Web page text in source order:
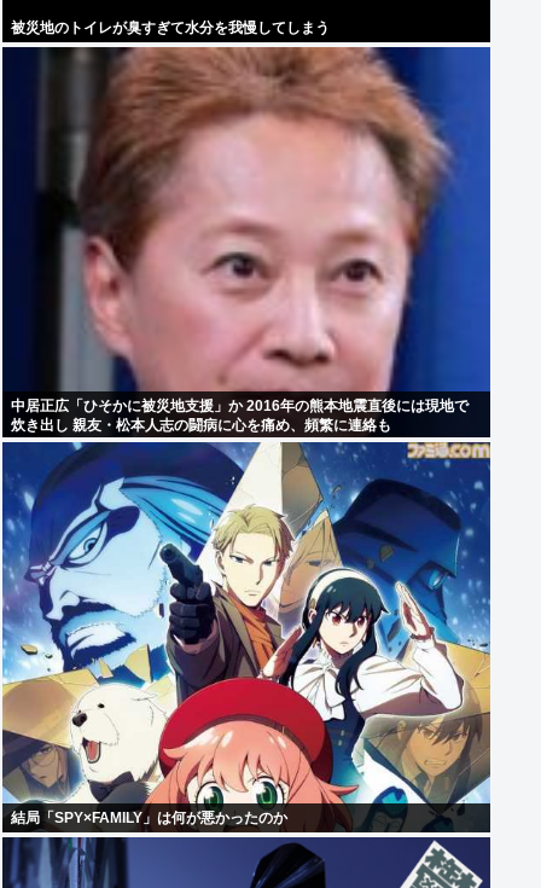
被災地のトイレが臭すぎて水分を我慢してしまう
中居正広「ひそかに被災地支援」か 2016年の熊本地震直後には現地で
炊き出し 親友・松本人志の闘病に心を痛め、頻繁に連絡も
結局「SPY×FAMILY」は何が悪かったのか